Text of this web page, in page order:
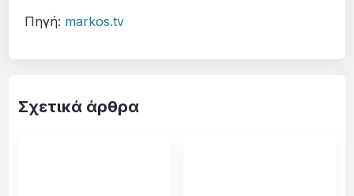
Πηγή: markos.tv
Σχετικά άρθρα